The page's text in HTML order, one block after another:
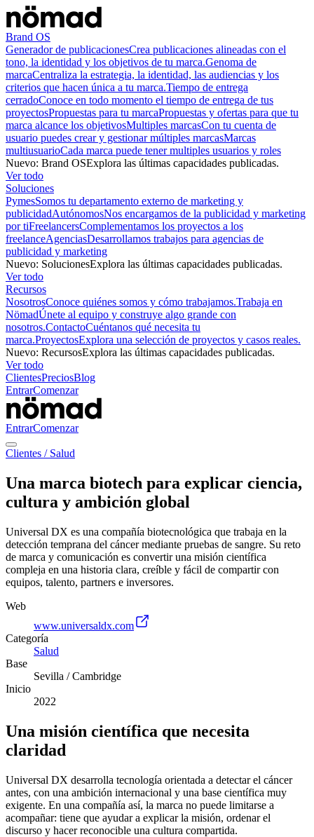
Brand OS
Generador de publicacionesCrea publicaciones alineadas con el
tono, la identidad y los objetivos de tu marca.Genoma de
marcaCentraliza la estrategia, la identidad, las audiencias y los
criterios que hacen única a tu marca.Tiempo de entrega
cerradoConoce en todo momento el tiempo de entrega de tus
proyectosPropuestas para tu marcaPropuestas y ofertas para que tu
marca alcance los objetivosMultiples marcasCon tu cuenta de
usuario puedes crear y gestionar múltiples marcasMarcas
multiusuarioCada marca puede tener multiples usuarios y roles
Nuevo: Brand OSExplora las últimas capacidades publicadas.
Ver todo
Soluciones
PymesSomos tu departamento externo de marketing y
publicidadAutónomosNos encargamos de la publicidad y marketing
por tiFreelancersComplementamos los proyectos a los
freelanceAgenciasDesarrollamos trabajos para agencias de
publicidad y marketing
Nuevo: SolucionesExplora las últimas capacidades publicadas.
Ver todo
Recursos
NosotrosConoce quiénes somos y cómo trabajamos.Trabaja en
NömadÚnete al equipo y construye algo grande con
nosotros.ContactoCuéntanos qué necesita tu
marca.ProyectosExplora una selección de proyectos y casos reales.
Nuevo: RecursosExplora las últimas capacidades publicadas.
Ver todo
ClientesPreciosBlog
EntrarComenzar
EntrarComenzar
Clientes / Salud
Una marca biotech para explicar ciencia,
cultura y ambición global
Universal DX es una compañía biotecnológica que trabaja en la
detección temprana del cáncer mediante pruebas de sangre. Su reto
de marca y comunicación es convertir una misión científica
compleja en una historia clara, creíble y fácil de compartir con
equipos, talento, partners e inversores.
Web
www.universaldx.com
Categoría
Salud
Base
Sevilla / Cambridge
Inicio
2022
Una misión científica que necesita
claridad
Universal DX desarrolla tecnología orientada a detectar el cáncer
antes, con una ambición internacional y una base científica muy
exigente. En una compañía así, la marca no puede limitarse a
acompañar: tiene que ayudar a explicar la misión, ordenar el
discurso y hacer reconocible una cultura compartida.